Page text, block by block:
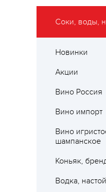
Соки, воды,
Новинки
Акции
Вино Россия
Вино импорт
Вино
шампанское
Коньяк,
Водка,